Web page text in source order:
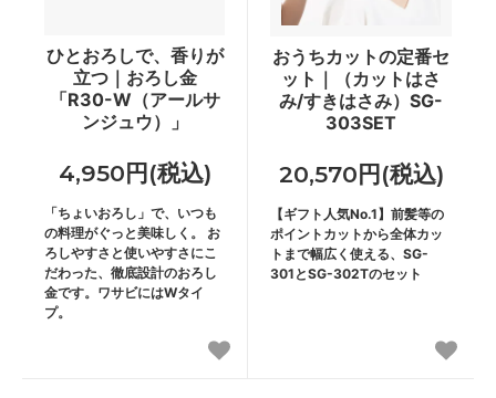
ひとおろしで、香りが
立つ｜おろし金
「R30-W（アールサ
ンジュウ）」
4,950円(税込)
「ちょいおろし」で、いつも
の料理がぐっと美味しく。 お
ろしやすさと使いやすさにこ
だわった、徹底設計のおろし
金です。ワサビにはWタイ
プ。
おうちカットの定番セ
ット｜（カットはさ
み/すきはさみ）SG-
303SET
20,570円(税込)
【ギフト人気No.1】前髪等の
ポイントカットから全体カッ
トまで幅広く使える、SG-
301とSG-302Tのセット